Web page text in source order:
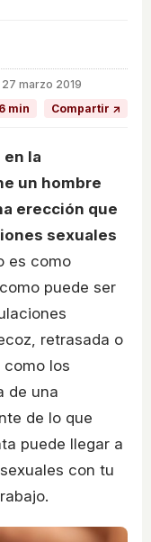
marzo 2019
6 min
Compartir ↗
la
un hombre
erección que
sexuales
es como
como puede ser
retrasada o
los
de una
de lo que
puede llegar a
con tu